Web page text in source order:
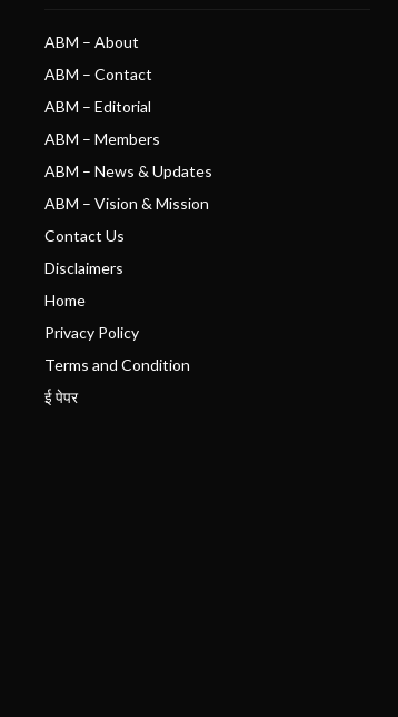
ABM – About
ABM – Contact
ABM – Editorial
ABM – Members
ABM – News & Updates
ABM – Vision & Mission
Contact Us
Disclaimers
Home
Privacy Policy
Terms and Condition
ई पेपर